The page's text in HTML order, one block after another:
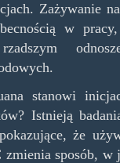
Zażywanie
w
stanowi
Istnieją
że
zmienia sposób, w